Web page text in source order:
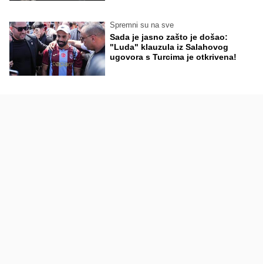
Spremni su na sve
Sada je jasno zašto je došao:
"Luda" klauzula iz Salahovog
ugovora s Turcima je otkrivena!